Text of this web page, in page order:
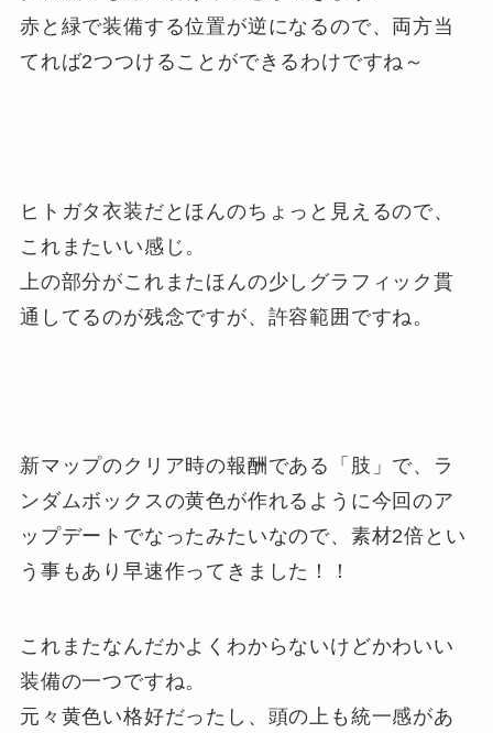
赤と緑で装備する位置が逆になるので、両方当
てれば2つつけることができるわけですね～
ヒトガタ衣装だとほんのちょっと見えるので、
これまたいい感じ。
上の部分がこれまたほんの少しグラフィック貫
通してるのが残念ですが、許容範囲ですね。
新マップのクリア時の報酬である「肢」で、ラ
ンダムボックスの黄色が作れるように今回のア
ップデートでなったみたいなので、素材2倍とい
う事もあり早速作ってきました！！
これまたなんだかよくわからないけどかわいい
装備の一つですね。
元々黄色い格好だったし、頭の上も統一感があ